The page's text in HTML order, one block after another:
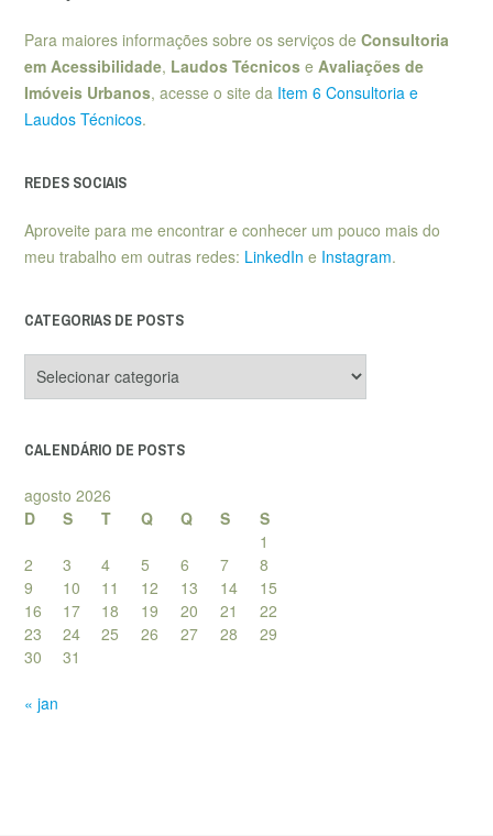
Para maiores informações sobre os serviços de Consultoria
em Acessibilidade, Laudos Técnicos e Avaliações de
Imóveis Urbanos, acesse o site da Item 6 Consultoria e
Laudos Técnicos.
REDES SOCIAIS
Aproveite para me encontrar e conhecer um pouco mais do
meu trabalho em outras redes: LinkedIn e Instagram.
CATEGORIAS DE POSTS
de
CALENDÁRIO DE POSTS
agosto 2026
D
S T Q Q S
S
1
2
3 4 5 6 7
8
9
10 11 12 13 14
15
16
17 18 19 20 21
22
23
24 25 26 27 28
29
30
31
« jan